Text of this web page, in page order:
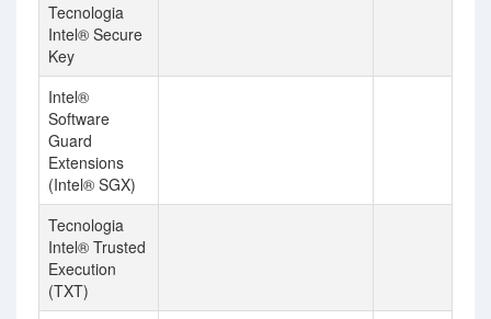
Tecnologia
Intel® Secure
Key
Intel®
Software
Guard
Extensions
(Intel® SGX)
Tecnologia
Intel® Trusted
Execution
(TXT)